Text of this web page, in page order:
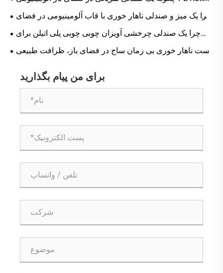
مقاوم در برابر آب و هوا می تواند فضای زندگی در فضای باز
شما را متحول کند
چرا یک میز و صندلی ناهار خوری با قاب آلومینیومی در فضای
باز را برای زندگی در پاسیو مدرن انتخاب کنید؟
چرا یک صندلی چرخشی آویزان چوبی چوبی پلی اتیلن برای
فضای باز انتخاب عالی برای زندگی مدرن در فضای باز است؟
ست ناهار خوری بی زمان ساج در فضای باز، ظرافت طبیعی
برای من پیام بگذارید